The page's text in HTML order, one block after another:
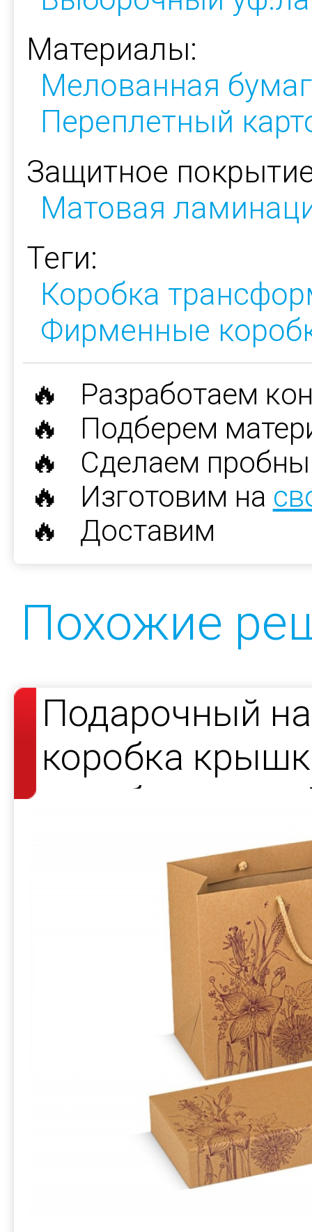
Материалы:
Мелованная
Переплетный
Защитное
Матовая
Теги:
Коробка
Фирменные
🔥 Разработаем
🔥 Подберем
🔥 Сделаем
🔥 Изготовим на
🔥 Доставим
Похожие
Подарочный
коробка
коробки под